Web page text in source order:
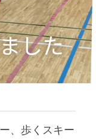
した
、歩くスキー